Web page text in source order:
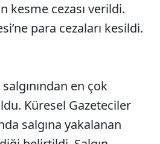
kesme cezası verildi.
para cezaları kesildi.
en çok
Küresel Gazeteciler
salgına yakalanan